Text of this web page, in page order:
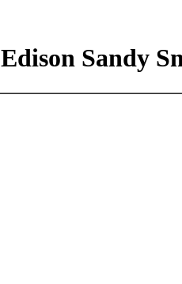
Edison Sandy